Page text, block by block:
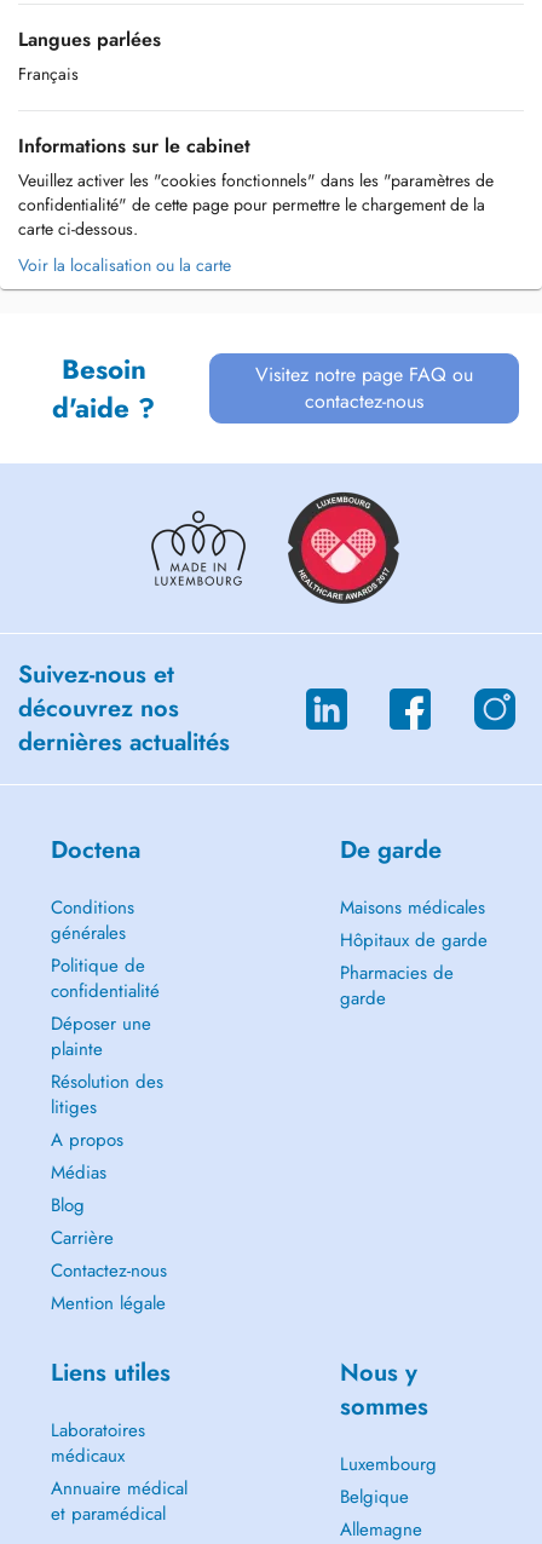
Langues parlées
Français
Informations sur le cabinet
Veuillez activer les "cookies fonctionnels" dans les "paramètres de
confidentialité" de cette page pour permettre le chargement de la
carte ci-dessous.
Voir la localisation ou la carte
Besoin
d'aide ?
Visitez notre page FAQ ou
contactez-nous
Suivez-nous et
découvrez nos
dernières actualités
Doctena
Conditions
générales
Politique de
confidentialité
Déposer une
plainte
Résolution des
litiges
A propos
Médias
Blog
Carrière
Contactez-nous
Mention légale
De garde
Maisons médicales
Hôpitaux de garde
Pharmacies de
garde
Liens utiles
Laboratoires
médicaux
Annuaire médical
et paramédical
Nous y
sommes
Luxembourg
Belgique
Allemagne